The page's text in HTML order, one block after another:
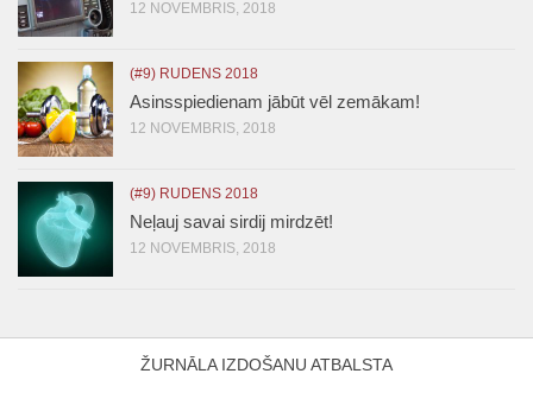
12 NOVEMBRIS, 2018
(#9) RUDENS 2018
Asinsspiedienam jābūt vēl zemākam!
12 NOVEMBRIS, 2018
(#9) RUDENS 2018
Neļauj savai sirdij mirdzēt!
12 NOVEMBRIS, 2018
ŽURNĀLA IZDOŠANU ATBALSTA